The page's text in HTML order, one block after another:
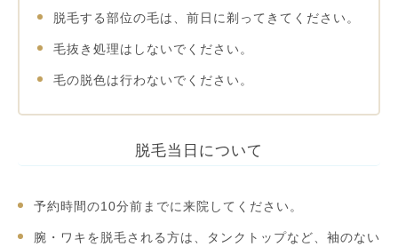
脱毛する部位の毛は、前日に剃ってきてください。
毛抜き処理はしないでください。
毛の脱色は行わないでください。
脱毛当日について
予約時間の10分前までに来院してください。
腕・ワキを脱毛される方は、タンクトップなど、袖のない